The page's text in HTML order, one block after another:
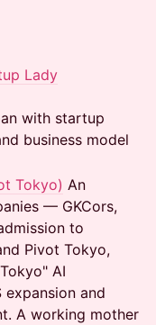
Lady
with startup
business model
Tokyo) An
— GKCors,
to
Pivot Tokyo,
AI
and
A working mother